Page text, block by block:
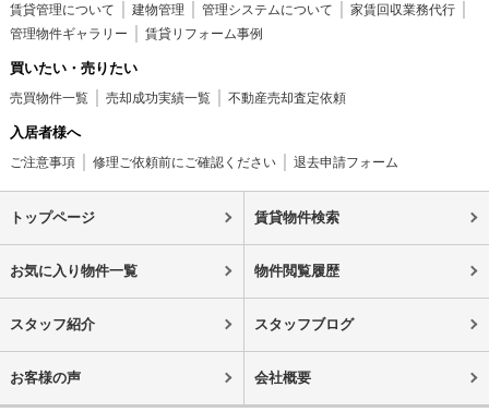
賃貸管理について 建物管理 管理システムについて
家賃回収業務代行
管理物件ギャラリー
賃貸リフォーム事例
買いたい・売りたい
売買物件一覧 売却成功実績一覧 不動産売却査定依頼
入居者様へ
ご注意事項 修理ご依頼前にご確認ください 退去申請フォーム
トップページ 賃貸物件検索
お気に入り物件一覧 物件閲覧履歴
スタッフ紹介 スタッフブログ
お客様の声 会社概要